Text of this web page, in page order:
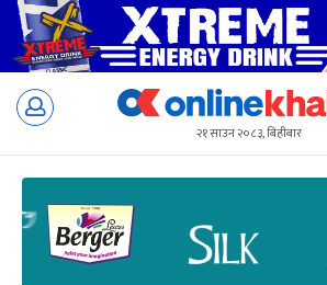
Skip
२१ साउन २०८३, बिहीबार